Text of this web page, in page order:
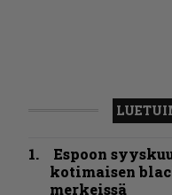
Espoon
kotimaisen
merkeissä